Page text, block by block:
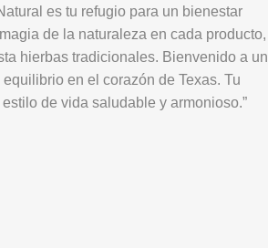
es tu refugio para un bienestar
de la naturaleza en cada producto,
hierbas tradicionales. Bienvenido a un
en el corazón de Texas. Tu
de vida saludable y armonioso.”